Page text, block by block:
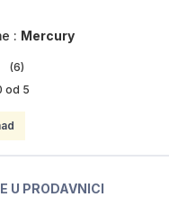
: Mercury
(6)
od 5
U PRODAVNICI